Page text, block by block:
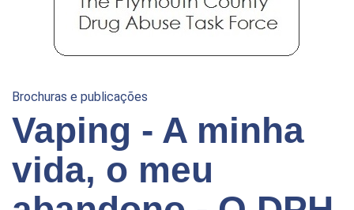
Brochuras e publicações
Vaping - A minha
vida, o meu